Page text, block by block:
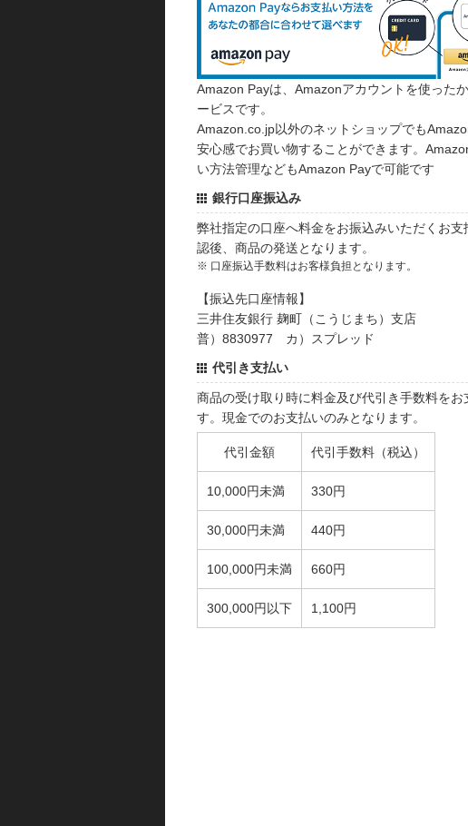
Amazon Payは、Amazonアカウントを使った
ービスです。
Amazon.co.jp以外のネットショップでも
安心感でお買い物することができます。
い方法管理などもAmazon Payで可能です
銀行口座振込み
弊社指定の口座へ料金をお振込みいただくお
認後、商品の発送となります。
※ 口座振込手数料はお客様負担となります。
【振込先口座情報】
三井住友銀行 麹町（こうじまち）支店
普）8830977 カ）スプレッド
代引き支払い
商品の受け取り時に料金及び代引き手数料を
す。現金でのお支払いのみとなります。
代引金額 代引手数料（税込）
10,000円未満 330円
30,000円未満 440円
100,000円未満 660円
300,000円以下 1,100円